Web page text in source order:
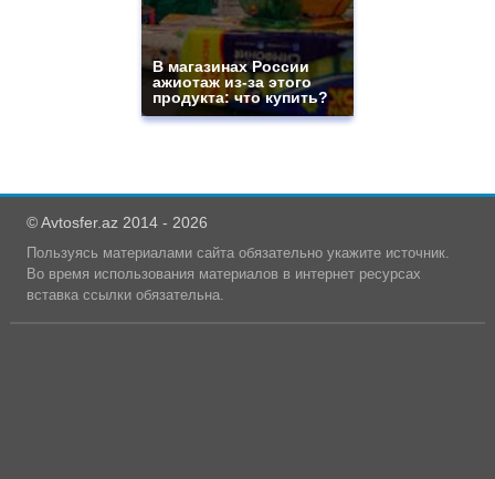
В магазинах России
ажиотаж из-за этого
продукта: что купить?
© Avtosfer.az 2014 - 2026
Пользуясь материалами сайта обязательно укажите источник.
Во время использования материалов в интернет ресурсах
вставка ссылки обязательна.